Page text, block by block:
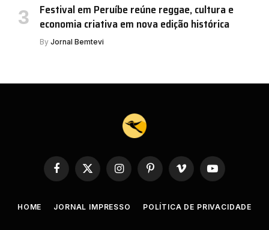
Festival em Peruíbe reúne reggae, cultura e
economia criativa em nova edição histórica
By Jornal Bemtevi
Facebook
X
(Twitter)
InstagramPinterestVimeo YouTube
HOME JORNAL IMPRESSO POLÍTICA DE PRIVACIDADE